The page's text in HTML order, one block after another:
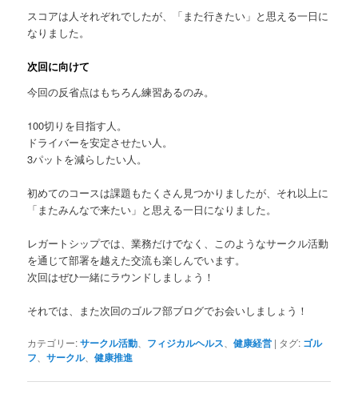
スコアは人それぞれでしたが、「また行きたい」と思える一日に
なりました。
次回に向けて
今回の反省点はもちろん練習あるのみ。
100切りを目指す人。
ドライバーを安定させたい人。
3パットを減らしたい人。
初めてのコースは課題もたくさん見つかりましたが、それ以上に
「またみんなで来たい」と思える一日になりました。
レガートシップでは、業務だけでなく、このようなサークル活動
を通じて部署を越えた交流も楽しんでいます。
次回はぜひ一緒にラウンドしましょう！
それでは、また次回のゴルフ部ブログでお会いしましょう！
カテゴリー:サークル活動 フィジカルヘルス 、健康経営 | タグ: ゴル
フ 、サークル、健康推進